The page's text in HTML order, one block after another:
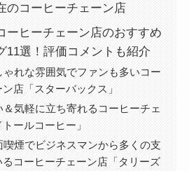
のコーヒーチェーン店
ーヒーチェーン店のおすすめ
11選！評価コメントも紹介
ゃれな雰囲気でファンも多いコー
店「スターバックス」
＆気軽に立ち寄れるコーヒーチェ
ールコーヒー」
喫煙でビジネスマンから多くの支
コーヒーチェーン店「タリーズ